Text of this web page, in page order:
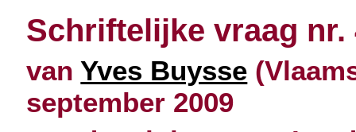
Schriftelijke vraag nr.
vanYves Buysse
september 2009